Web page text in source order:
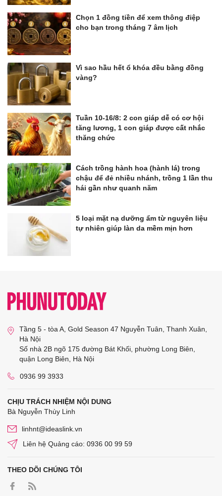
Chọn 1 đồng tiền để xem thông điệp
cho bạn trong tháng 7 âm lịch
Vì sao hầu hết ổ khóa đều bằng đồng
vàng?
Tuần 10-16/8: 2 con giáp dễ có cơ hội
tăng lương, 1 con giáp được cất nhắc
thăng chức
Cách trồng hành hoa (hành lá) trong
chậu để đẻ nhiều nhánh, trồng 1 lần thu
hái gần như quanh năm
5 loại mặt nạ dưỡng ẩm từ nguyên liệu
tự nhiên giúp làn da mềm mịn hơn
Tầng 5 - tòa A, Gold Season 47 Nguyễn Tuân, Thanh Xuân,
Hà Nội
Số nhà 2B ngõ 175 đường Bát Khối, phường Long Biên,
quận Long Biên, Hà Nội
0936 99 3933
CHỊU TRÁCH NHIỆM NỘI DUNG
Bà Nguyễn Thùy Linh
linhnt@ideaslink.vn
Liên hệ Quảng cáo: 0936 00 99 59
THEO DÕI CHÚNG TÔI